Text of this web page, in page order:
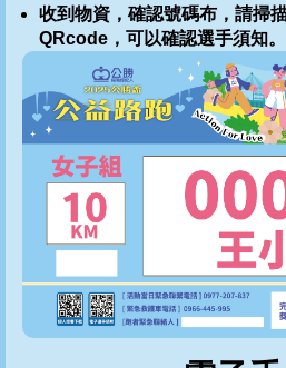
收到物資，確認號碼布，請掃
QRcode，可以確認選手須知。